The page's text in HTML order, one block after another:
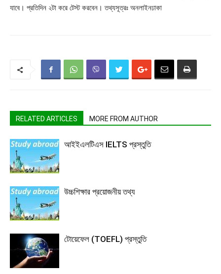
যাবে। প্রতিদিন ২টা করে টেস্ট করবেন। তথ্যসূত্রঃ অনলাইনঢাকা
RELATED ARTICLES MORE FROM AUTHOR
আইইএলটিএস IELTS প্রস্তুতি
উচ্চশিক্ষার প্রয়োজনীয় তথ্য
টোয়েফেল (TOEFL) প্রস্তুতি